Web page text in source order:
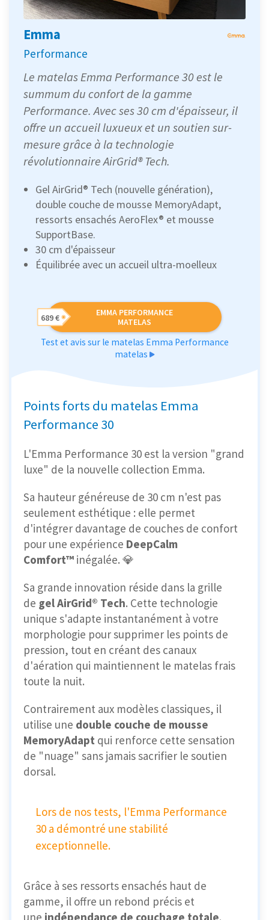
Emma
Performance
Le matelas Emma Performance 30 est le
summum du confort de la gamme
Performance. Avec ses 30 cm d'épaisseur, il
offre un accueil luxueux et un soutien sur-
mesure grâce à la technologie
révolutionnaire AirGrid® Tech.
Gel AirGrid® Tech (nouvelle génération),
double couche de mousse MemoryAdapt,
ressorts ensachés AeroFlex® et mousse
SupportBase.
30 cm d'épaisseur
Équilibrée avec un accueil ultra-moelleux
EMMA PERFORMANCE
MATELAS
689 €
Test et avis sur le matelas Emma Performance
matelas
Points forts du matelas Emma
Performance 30
L'Emma Performance 30 est la version "grand
luxe" de la nouvelle collection Emma.
Sa hauteur généreuse de 30 cm n'est pas
seulement esthétique : elle permet
d'intégrer davantage de couches de confort
pour une expérience DeepCalm
Comfort™ inégalée. 💎
Sa grande innovation réside dans la grille
de gel AirGrid® Tech. Cette technologie
unique s'adapte instantanément à votre
morphologie pour supprimer les points de
pression, tout en créant des canaux
d'aération qui maintiennent le matelas frais
toute la nuit.
Contrairement aux modèles classiques, il
utilise une double couche de mousse
MemoryAdapt qui renforce cette sensation
de "nuage" sans jamais sacrifier le soutien
dorsal.
Lors de nos tests, l'Emma Performance
30 a démontré une stabilité
exceptionnelle.
Grâce à ses ressorts ensachés haut de
gamme, il offre un rebond précis et